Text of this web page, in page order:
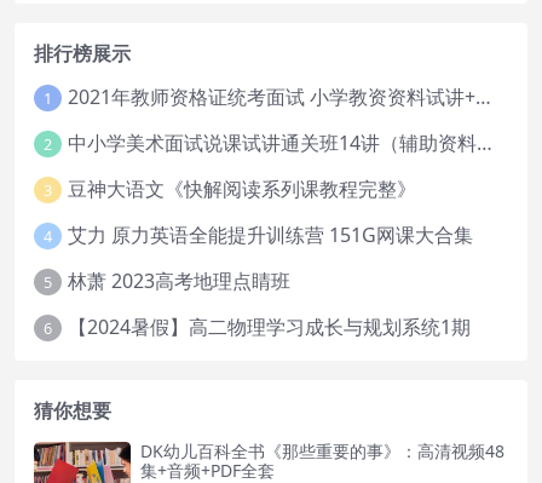
排行榜展示
1 2021年教师资格证统考面试 小学教资资料试讲+答辩
2 中小学美术面试说课试讲通关班14讲（辅助资料第一套）
3 豆神大语文《快解阅读系列课教程完整》
4 艾力 原力英语全能提升训练营 151G网课大合集
5 林萧 2023高考地理点睛班
6 【2024暑假】高二物理学习成长与规划系统1期
猜你想要
DK幼儿百科全书《那些重要的事》：高清视频48
集+音频+PDF全套